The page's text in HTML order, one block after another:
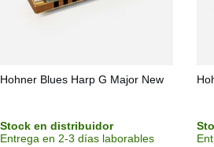
Hohner Blues Harp G Major New
Stock en distribuidor
Entrega en 2-3 días laborables